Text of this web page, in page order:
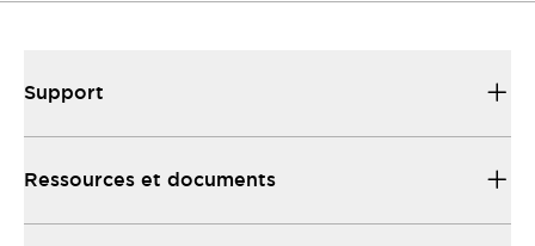
Support
Ressources et documents